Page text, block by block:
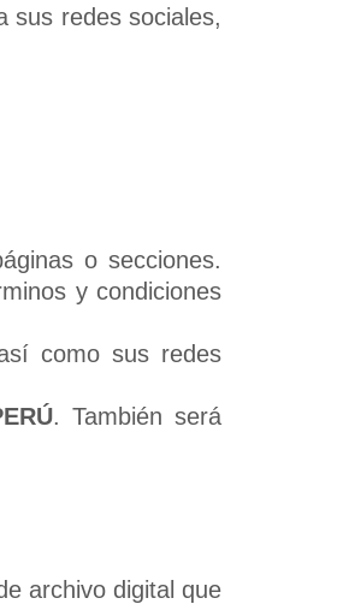
sus redes sociales,
o secciones.
y condiciones
como sus redes
. También será
archivo digital que